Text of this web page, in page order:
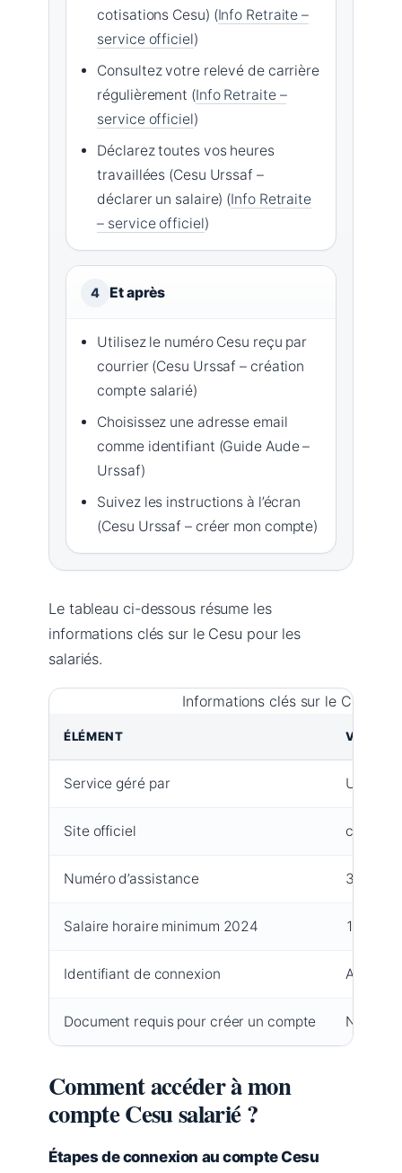
cotisations Cesu) (Info Retraite –
service officiel)
Consultez votre relevé de carrière
régulièrement (Info Retraite –
service officiel)
Déclarez toutes vos heures
travaillées (Cesu Urssaf –
déclarer un salaire) (Info Retraite
– service officiel)
4 Et après
Utilisez le numéro Cesu reçu par
courrier (Cesu Urssaf – création
compte salarié)
Choisissez une adresse email
comme identifiant (Guide Aude –
Urssaf)
Suivez les instructions à l’écran
(Cesu Urssaf – créer mon compte)
Le tableau ci-dessous résume les
informations clés sur le Cesu pour les
salariés.
Informations clés sur le Cesu
ÉLÉMENT VALEUR
Service géré par Urssaf
Site officiel
Numéro d’assistance 3698
Salaire horaire minimum 2024 11,65 €
Identifiant de connexion Adresse
Document requis pour créer un compte Numéro
Comment accéder à mon
compte Cesu salarié ?
Étapes de connexion au compte Cesu